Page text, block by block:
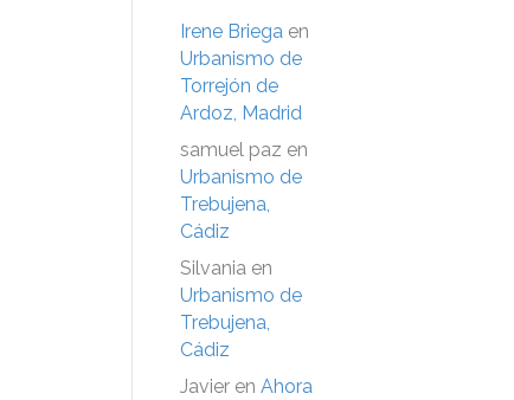
Irene Briega en
Urbanismo de
Torrejón de
Ardoz, Madrid
samuel paz en
Urbanismo de
Trebujena,
Cádiz
Silvania en
Urbanismo de
Trebujena,
Cádiz
Javier en Ahora